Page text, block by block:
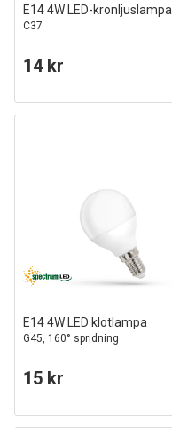
E14 4W LED-kronljuslampa
C37
14 kr
E14 4W LED klotlampa
G45, 160° spridning
15 kr